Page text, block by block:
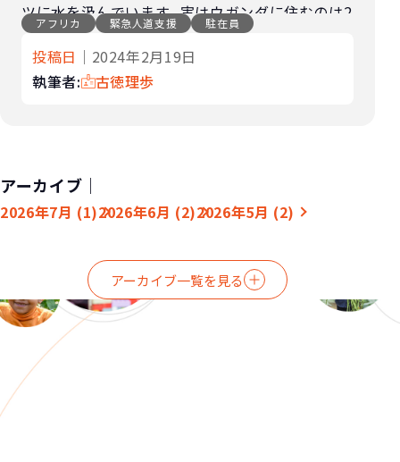
ツに水を汲んでいます。 実はウガンダに住むのは2
回目で、前職では首都カンパラ、今回は首都から車
で8-9時間離れたアルアでの […]
アフリカ 緊急人道支援 駐在員
投稿日 ｜2024年2月19日
執筆者:
古徳理歩
アーカイブ｜
2026年7月 (1)2026年6月 (2)2026年5月 (2)
アーカイブ一覧を見る